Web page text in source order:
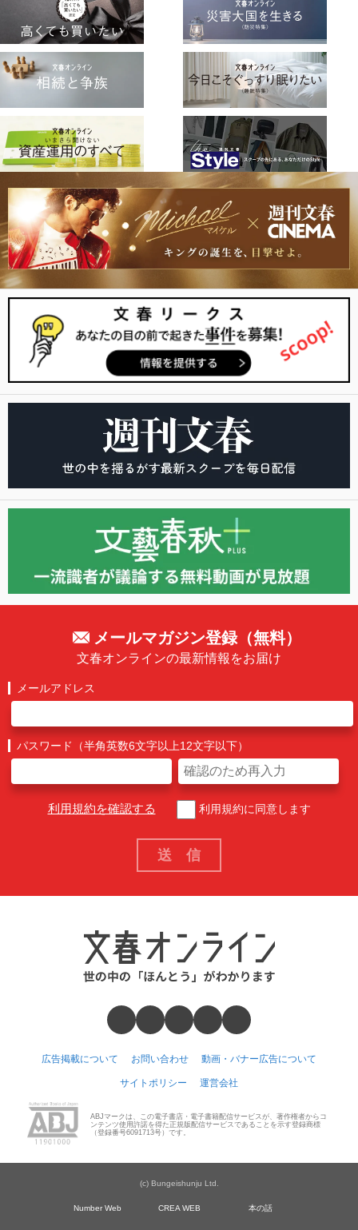
メールマガジン登録（無料）
文春オンラインの最新情報をお届け
メールアドレス
パスワード（半角英数6文字以上12文字以下）
利用規約を確認する 利用規約に同意します
広告掲載について お問い合わせ 動画・バナー広告について
サイトポリシー 運営会社
ABJマークは、この電子書店・電子書籍配信サービスが、著作権者からコ
ンテンツ使用許諾を得た正規版配信サービスであることを示す登録商標
（登録番号6091713号）です。
(c) Bungeishunju Ltd.
Number Web CREA WEB 本の話